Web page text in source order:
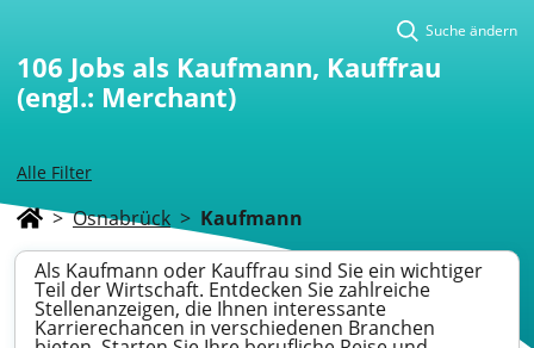
Alle Filter
Suche ändern
106 Jobs als Kaufmann, Kauffrau
(engl.: Merchant)
> Osnabrück > Kaufmann
Als Kaufmann oder Kauffrau sind Sie ein wichtiger
Teil der Wirtschaft. Entdecken Sie zahlreiche
Stellenanzeigen, die Ihnen interessante
Karrierechancen in verschiedenen Branchen